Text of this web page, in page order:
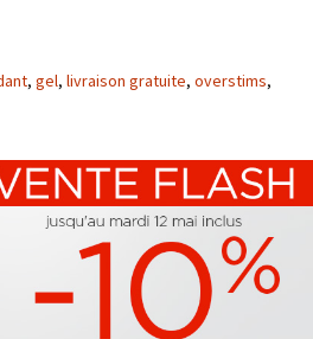
, gel, livraison gratuite, overstims,